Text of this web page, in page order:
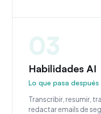
03
Habilidades AI
Lo que pasa después
Transcribir, resumir,
redactar emails de